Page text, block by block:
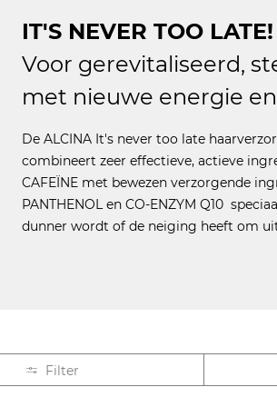
IT'S NEVER TOO LATE!
Voor gerevitaliseerd,
met nieuwe energie
De ALCINA It's never too late
combineert zeer effectieve, actieve
CAFEÏNE met bewezen verzorgende
PANTHENOL en CO-ENZYM Q10
dunner wordt of de neiging heeft om
Filter